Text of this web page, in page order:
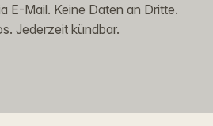
E-Mail. Keine Daten an Dritte.
Jederzeit kündbar.